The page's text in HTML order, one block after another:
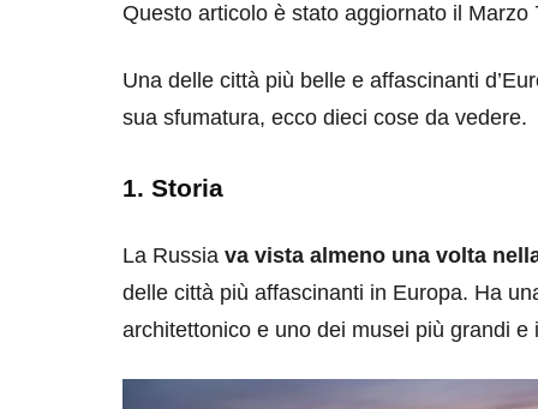
Questo articolo è stato aggiornato il Marzo
Una delle città più belle e affascinanti
sua sfumatura, ecco dieci cose da vedere.
1. Storia
La Russia va vista almeno una volta
delle città più affascinanti in Europa. Ha
architettonico e uno dei musei più grandi e